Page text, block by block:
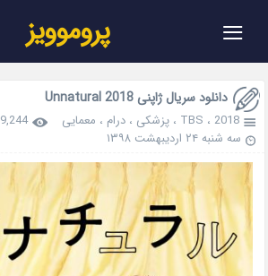
≡ پروموویز
دانلود سریال ژاپنی Unnatural 2018
2018 ، TBS ،پزشکی ،درام ، معمایی
9,244
سه شنبه ۲۴ اردیبهشت ۱۳۹۸